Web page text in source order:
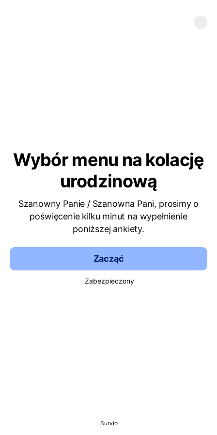
Wybór menu na kolację
urodzinową
Szanowny Panie / Szanowna Pani, prosimy o
poświęcenie kilku minut na wypełnienie
poniższej ankiety.
Zacząć
Zabezpieczony
Survio